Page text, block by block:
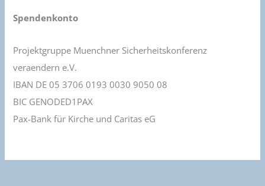
Spendenkonto
Projektgruppe Muenchner Sicherheitskonferenz
veraendern e.V.
IBAN DE 05 3706 0193 0030 9050 08
BIC GENODED1PAX
Pax-Bank für Kirche und Caritas eG